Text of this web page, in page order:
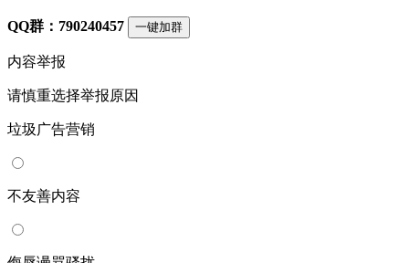
QQ群：790240457 一键加群
内容举报
请慎重选择举报原因
垃圾广告营销
不友善内容